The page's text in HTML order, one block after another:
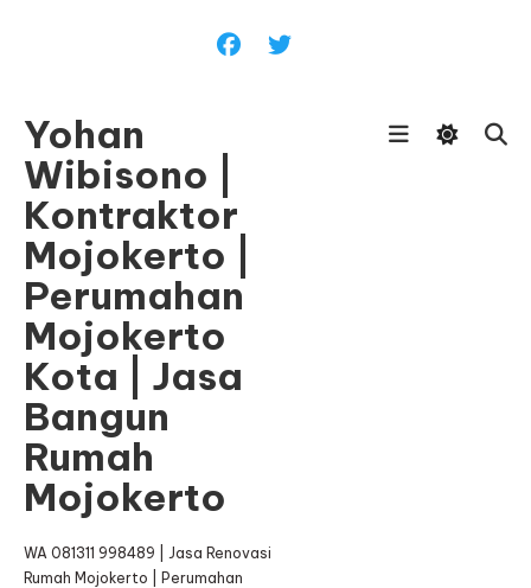
Yohan
Wibisono |
Kontraktor
Mojokerto |
Perumahan
Mojokerto
Kota | Jasa
Bangun
Rumah
Mojokerto
WA 081311 998489 | Jasa Renovasi
Rumah Mojokerto | Perumahan